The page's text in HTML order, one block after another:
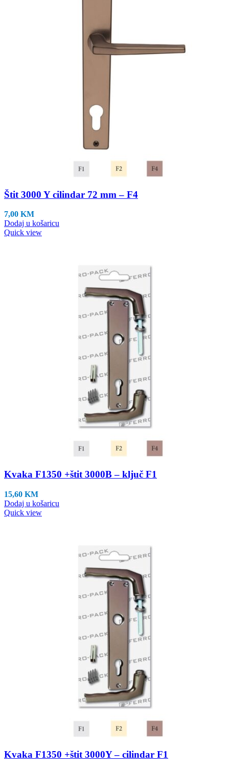
Štit 3000 Y cilindar 72 mm – F4
7,00 KM
Dodaj u košaricu
Quick view
Kvaka F1350 +štit 3000B – ključ F1
15,60 KM
Dodaj u košaricu
Quick view
Kvaka F1350 +štit 3000Y – cilindar F1